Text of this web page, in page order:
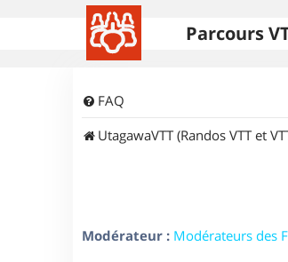
Parcours
FAQ
UtagawaVTT (Randos VTT et
Modérateur : Modérateurs des